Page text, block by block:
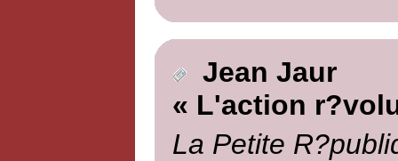
Jean Jaur
« L'action
La Petite